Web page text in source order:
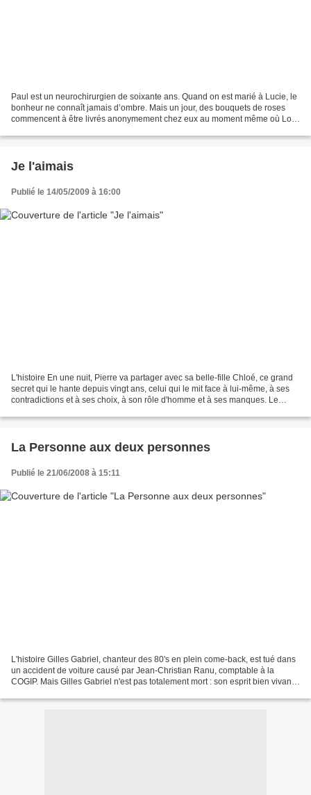
Paul est un neurochirurgien de soixante ans. Quand on est marié à Lucie, le
bonheur ne connaît jamais d’ombre. Mais un jour, des bouquets de roses
commencent à être livrés anonymement chez eux au moment même où Lou,
Je l'aimais
Publié le 14/05/2009 à 16:00
L'histoire En une nuit, Pierre va partager avec sa belle-fille Chloé, ce grand
secret qui le hante depuis vingt ans, celui qui le mit face à lui-même, à ses
contradictions et à ses choix, à son rôle d'homme et à ses manques. Le
La Personne aux deux personnes
Publié le 21/06/2008 à 15:11
L'histoire Gilles Gabriel, chanteur des 80's en plein come-back, est tué dans
un accident de voiture causé par Jean-Christian Ranu, comptable à la
COGIP. Mais Gilles Gabriel n'est pas totalement mort : son esprit bien vivant